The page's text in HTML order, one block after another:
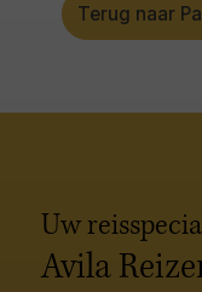
Terug naar
Uw
Avila